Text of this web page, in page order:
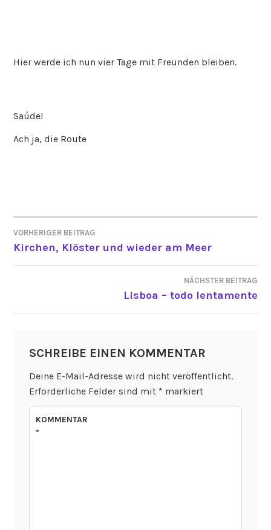
Hier werde ich nun vier Tage mit Freunden bleiben.
Saúde!
Ach ja, die Route
BEITRAGSNAVIGATION
VORHERIGER BEITRAG
Kirchen, Klöster und wieder am Meer
NÄCHSTER BEITRAG
Lisboa – todo lentamente
SCHREIBE EINEN KOMMENTAR
Deine E-Mail-Adresse wird nicht veröffentlicht.
Erforderliche Felder sind mit * markiert
KOMMENTAR
*